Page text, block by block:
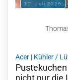
30. Juli 2026
Acer | Kühler /
nicht nur die